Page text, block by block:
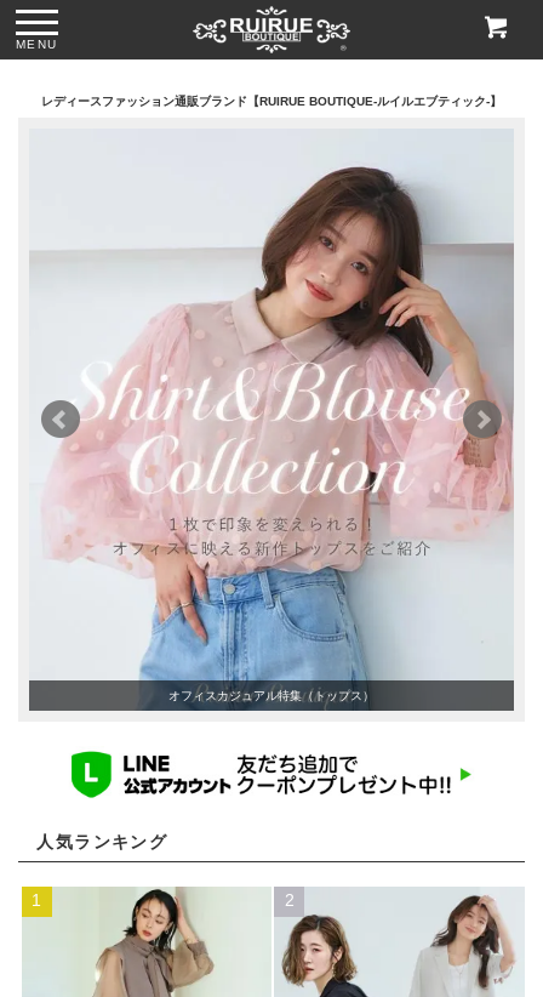
MENU
●パール＆ビジュー
トートバッグ
「BA1759」
●グリッターチャン
キーローヒールパ
ンプス「SH1768」
●ビジューハンドル
スパンコール刺繍
レースハンドバッ
グ「BA1762」
●格子柄ビーズ刺繍
ハンドバッグ
「BA1760」
レディースファッション通販ブランド【RUIRUE BOUTIQUE-ルイルエブティック-】
オフィスカジュアル特集（トップス）
人気ランキング
1 2